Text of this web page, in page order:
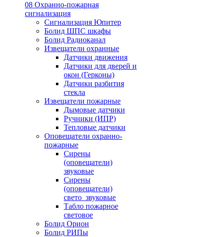
08 Охранно-пожарная
сигнализация
Сигнализация Юпитер
Болид ШПС шкафы
Болид Радиоканал
Извещатели охранные
Датчики движения
Датчики для дверей и
окон (Герконы)
Датчики разбития
стекла
Извещатели пожарные
Дымовые датчики
Ручники (ИПР)
Тепловые датчики
Оповещатели охранно-
пожарные
Сирены
(оповещатели)
звуковые
Сирены
(оповещатели)
свето_звуковые
Табло пожарное
световое
Болид Орион
Болид РИПы